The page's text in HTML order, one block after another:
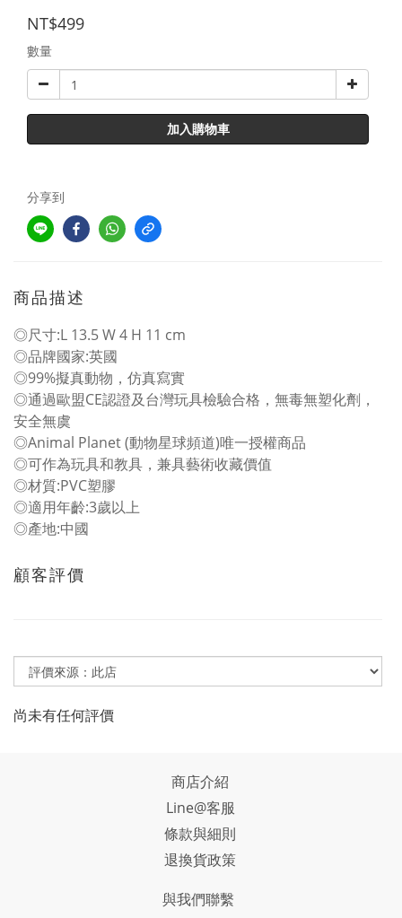
NT$499
數量
加入購物車
分享到
商品描述
◎尺寸:L 13.5 W 4 H 11 cm
◎品牌國家:英國
◎99%擬真動物，仿真寫實
◎通過歐盟CE認證及台灣玩具檢驗合格，無毒無塑化劑，
安全無虞
◎Animal Planet (動物星球頻道)唯一授權商品
◎可作為玩具和教具，兼具藝術收藏價值
◎材質:PVC塑膠
◎適用年齡:3歲以上
◎產地:中國
顧客評價
尚未有任何評價
商店介紹
Line@客服
條款與細則
退換貨政策
與我們聯繫